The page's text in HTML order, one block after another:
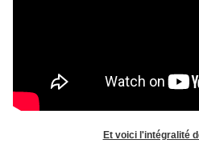
Et voici l'intégralité